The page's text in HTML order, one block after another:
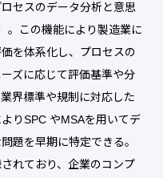
セスのデータ分析と意思
。この機能により製造業に
を体系化し、プロセスの
ズに応じて評価基準や分
界標準や規制に対応した
りSPC やMSAを用いてデ
題を早期に特定できる。
れており、企業のコンプ